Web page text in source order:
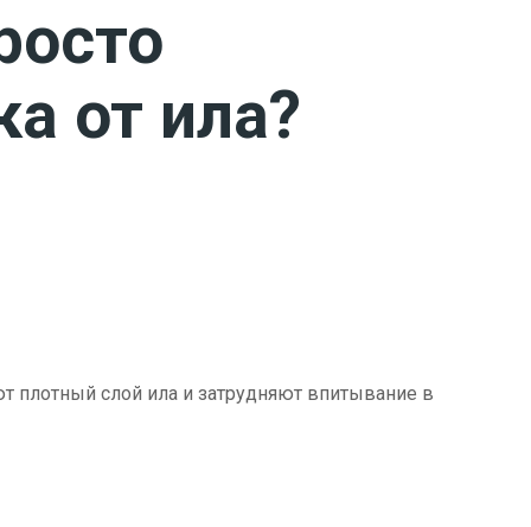
от ила?
плотный слой ила и затрудняют впитывание в